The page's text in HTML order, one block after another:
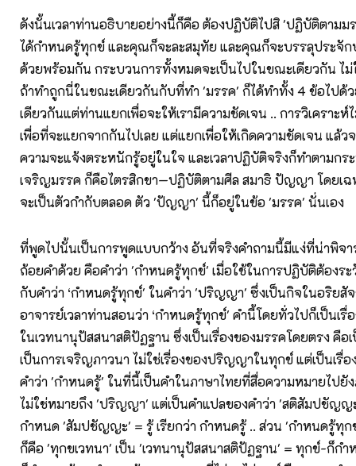
ดังนั้นเวลาท่านอธิบายอย่างนี้ก็คือ ต้องปฏิบัติไปสิ 'ปฏิบัติตาม
ได้กำหนดรู้ทุกข์ และคุณก็จะละสมุทัย และคุณก็จะบรรลุประจัก
ด้วยพร้อมกัน กระบวนการทั้งหมดจะเป็นไปในขณะเดียวกัน ไ
ถ้าทำถูกนี่ในขณะเดียวกันกับที่ทำ 'มรรค' ก็ได้ทำทั้ง 4 ข้อไปด้ว
เดียวกันแต่ท่านแยกเพื่อจะให้เรามีความชัดเจน .. การวิเคราะ
เพื่อที่จะแยกจากกันไปเลย แต่แยกเพื่อให้เกิดความชัดเจน แล้ว
ความจะแจ้งตระหนักรู้อยู่ในใจ และเวลาปฏิบัติจริงก็ทำตามกร
เจริญมรรค ก็คือไตรสิกขา—ปฏิบัติตามศีล สมาธิ ปัญญา โดยเฉ
จะเป็นตัวกำกับตลอด ตัว 'ปัญญา' นี้ก็อยู่ในข้อ 'มรรค' นั่นเอง
ที่พูดไปนั้นเป็นการพูดแบบกว้าง อันที่จริงคำถามนี้มีแง่ที่น่าพิจ
ถ้อยคำด้วย คือคำว่า 'กำหนดรู้ทุกข์' เมื่อใช้ในการปฏิบัติต้องระ
กับคำว่า ‘กำหนดรู้ทุกข์' ในคำว่า 'ปริญญา' ซึ่งเป็นกิจในอริยสัจ
อาจารย์เวลาท่านสอนว่า ‘กำหนดรู้ทุกข์' คำนี้โดยทั่วไปก็เป็นเรื่
ในเวทนานุปัสสนาสติปัฏฐาน ซึ่งเป็นเรื่องของมรรคโดยตรง คือ
เป็นการเจริญภาวนา ไม่ใช่เรื่องของปริญญาในทุกข์ แต่เป็นเรื่
คำว่า 'กำหนดรู้' ในที่นี้เป็นคำในภาษาไทยที่สื่อความหมายไปยั
ไม่ใช่หมายถึง 'ปริญญา' แต่เป็นคำแปลของคำว่า 'สติสัมปชัญญ
กำหนด 'สัมปชัญญะ' = รู้ เรียกว่า กำหนดรู้ .. ส่วน 'กำหนดรู้ทุ
ก็คือ 'ทุกขเวทนา' เป็น 'เวทนานุปัสสนาสติปัฏฐาน' = ทุกข์-ก็ก